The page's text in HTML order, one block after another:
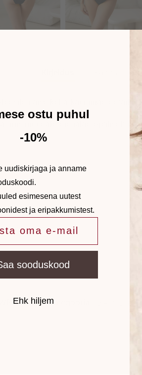
esile naise keha kaunimad detailid.
mis muudab teie jalad optiliselt
BL Kategooria:
ostu puhul
-10%
uudiskirjaga ja anname
esimesena uutest
ja eripakkumistest.
sooduskood
Ehk hiljem